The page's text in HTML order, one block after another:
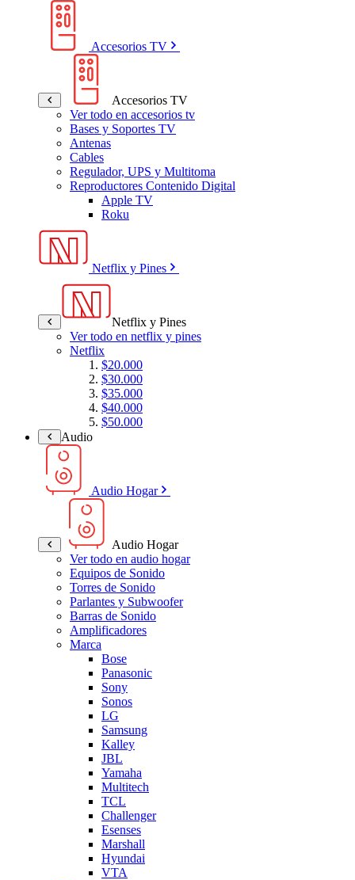
Accesorios TV
Accesorios TV
Ver todo en accesorios tv
Bases y Soportes TV
Antenas
Cables
Regulador, UPS y Multitoma
Reproductores Contenido Digital
Apple TV
Roku
Netflix y Pines
Netflix y Pines
Ver todo en netflix y pines
Netflix
$20.000
$30.000
$35.000
$40.000
$50.000
Audio
Audio Hogar
Audio Hogar
Ver todo en audio hogar
Equipos de Sonido
Torres de Sonido
Parlantes y Subwoofer
Barras de Sonido
Amplificadores
Marca
Bose
Panasonic
Sony
Sonos
LG
Samsung
Kalley
JBL
Yamaha
Multitech
TCL
Challenger
Esenses
Marshall
Hyundai
VTA